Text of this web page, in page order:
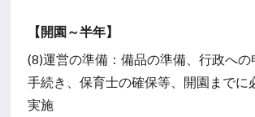
【開園～半年】
(8)運営の準備：備品の準備、行政への
手続き、保育士の確保等、開園までに
実施